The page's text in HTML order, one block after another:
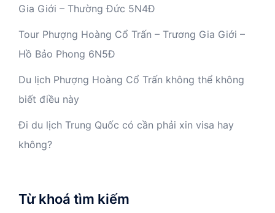
Gia Giới – Thường Đức 5N4Đ
Tour Phượng Hoàng Cổ Trấn – Trương Gia Giới –
Hồ Bảo Phong 6N5Đ
Du lịch Phượng Hoàng Cổ Trấn không thể không
biết điều này
Đi du lịch Trung Quốc có cần phải xin visa hay
không?
Từ khoá tìm kiếm